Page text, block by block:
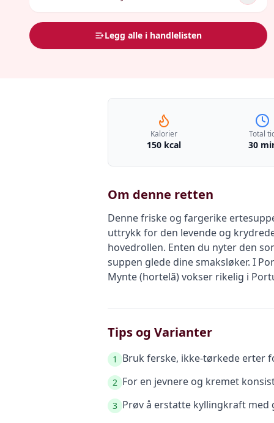
Legg alle i handlelisten
Kalorier
150 kcal
Total
30
Om denne retten
Denne friske og fargerike
uttrykk for den levende og
hovedrollen. Enten du nyter den
suppen glede dine smaksløker. I
Mynte (hortelã) vokser rikelig i
Tips og Varianter
1 Bruk ferske, ikke-tørkede erter
2 For en jevnere og kremet
3 Prøv å erstatte kyllingkraft